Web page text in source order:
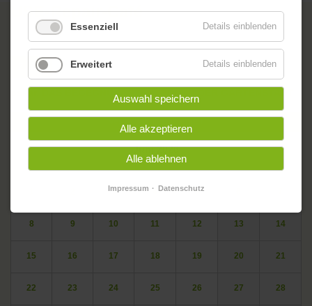
USE-Repair-Café
Zurück
oskar. DAS BEGEGNUNGSZENTRUM IN DER GARTENSTADT
< Juni 2026 >
Mo So
3 4 5
8 9 10 11 12 13 14
15 16 17 18 19 20 21
22 23 24 25 26 27 28
Essenziell Details einblenden
Erweitert Details einblenden
Auswahl speichern
Alle akzeptieren
Alle ablehnen
Impressum Datenschutz